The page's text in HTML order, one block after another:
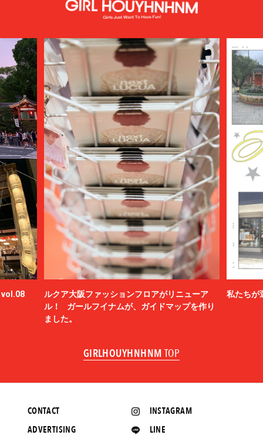
vol.08
ルクア大阪ファッションフロアがリニューア
ル！ ガールフイナムが、ガイドマップを作り
ました。
私たちが
GIRLHOUYHNHNM TOP
INSTAGRAM
LINE
CONTACT
ADVERTISING